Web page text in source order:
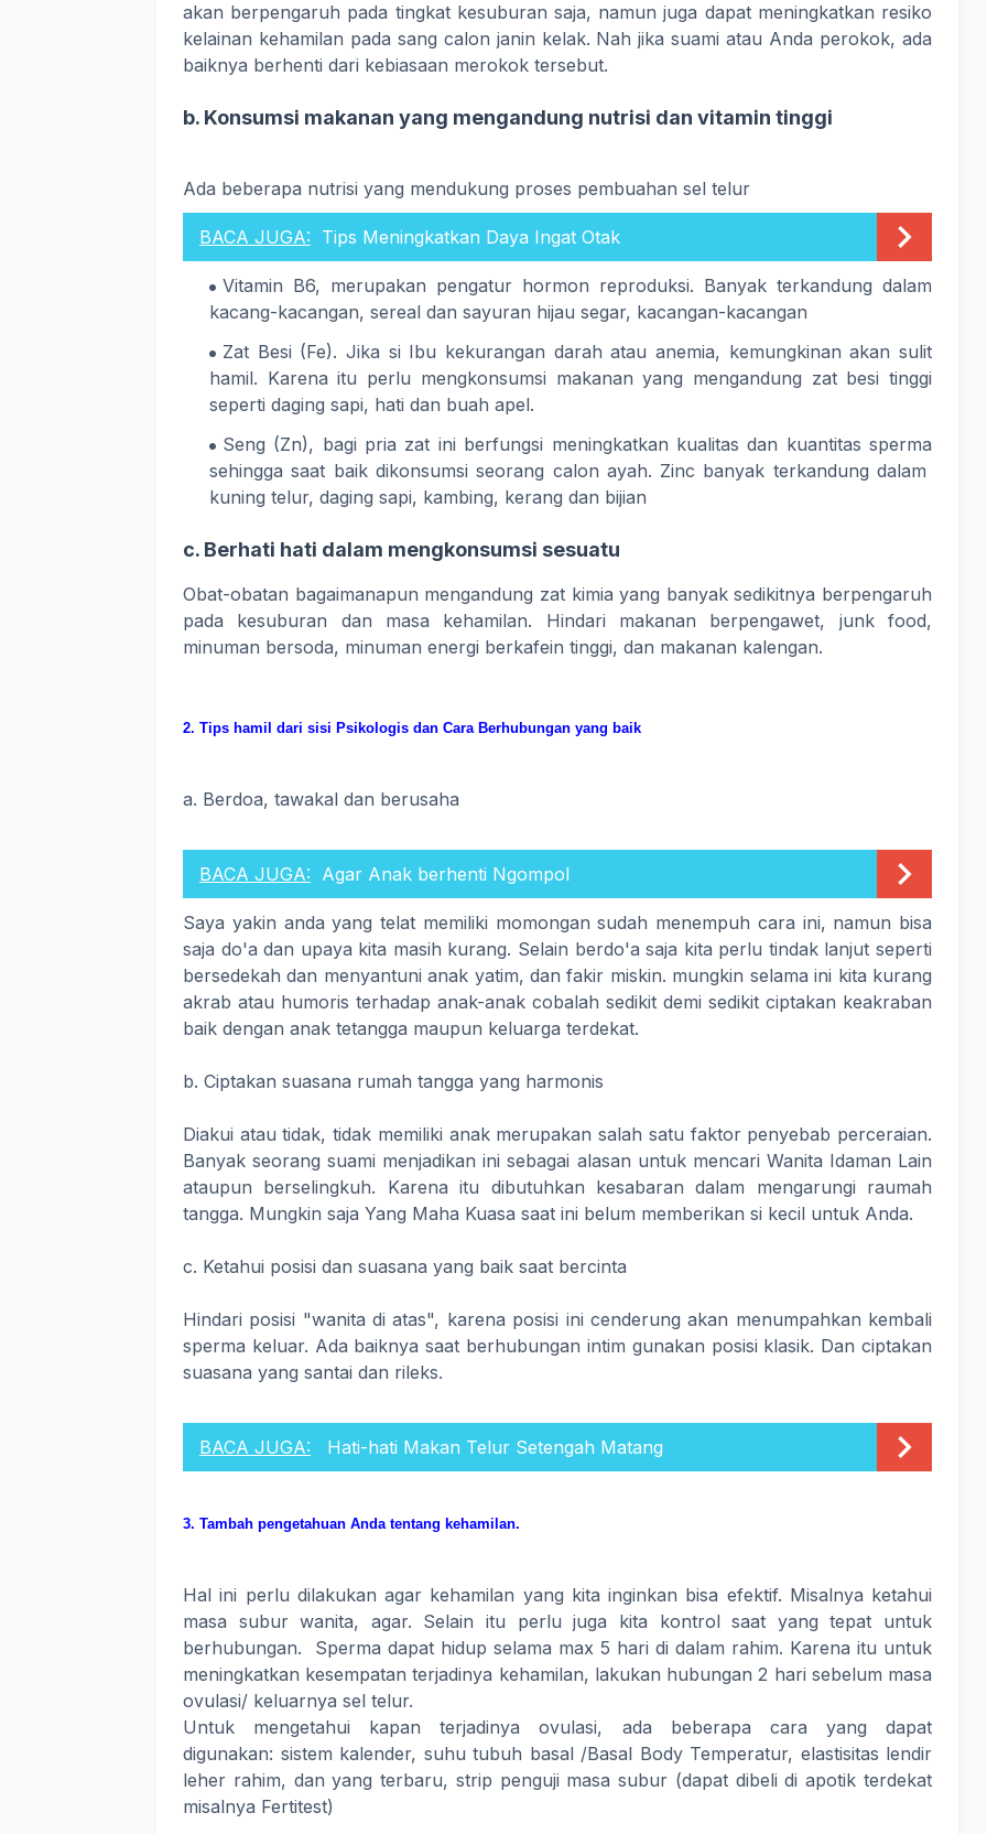
akan berpengaruh pada tingkat kesuburan saja, namun juga dapat meningkatkan resiko
kelainan kehamilan pada sang calon janin kelak. Nah jika suami atau Anda perokok, ada
baiknya berhenti dari kebiasaan merokok tersebut.
b. Konsumsi makanan yang mengandung nutrisi dan vitamin tinggi
Ada beberapa nutrisi yang mendukung proses pembuahan sel telur
BACA JUGA: Tips Meningkatkan Daya Ingat Otak
Vitamin B6, merupakan pengatur hormon reproduksi. Banyak terkandung dalam
kacang-kacangan, sereal dan sayuran hijau segar, kacangan-kacangan
Zat Besi (Fe). Jika si Ibu kekurangan darah atau anemia, kemungkinan akan sulit
hamil. Karena itu perlu mengkonsumsi makanan yang mengandung zat besi tinggi
seperti daging sapi, hati dan buah apel.
Seng (Zn), bagi pria zat ini berfungsi meningkatkan kualitas dan kuantitas sperma
sehingga saat baik dikonsumsi seorang calon ayah. Zinc banyak terkandung dalam
kuning telur, daging sapi, kambing, kerang dan bijian
c. Berhati hati dalam mengkonsumsi sesuatu
Obat-obatan bagaimanapun mengandung zat kimia yang banyak sedikitnya berpengaruh
pada kesuburan dan masa kehamilan. Hindari makanan berpengawet, junk food,
minuman bersoda, minuman energi berkafein tinggi, dan makanan kalengan.
2. Tips hamil dari sisi Psikologis dan Cara Berhubungan yang baik
a. Berdoa, tawakal dan berusaha
BACA JUGA: Agar Anak berhenti Ngompol
Saya yakin anda yang telat memiliki momongan sudah menempuh cara ini, namun bisa
saja do'a dan upaya kita masih kurang. Selain berdo'a saja kita perlu tindak lanjut seperti
bersedekah dan menyantuni anak yatim, dan fakir miskin. mungkin selama ini kita kurang
akrab atau humoris terhadap anak-anak cobalah sedikit demi sedikit ciptakan keakraban
baik dengan anak tetangga maupun keluarga terdekat.
b. Ciptakan suasana rumah tangga yang harmonis
Diakui atau tidak, tidak memiliki anak merupakan salah satu faktor penyebab perceraian.
Banyak seorang suami menjadikan ini sebagai alasan untuk mencari Wanita Idaman Lain
ataupun berselingkuh. Karena itu dibutuhkan kesabaran dalam mengarungi raumah
tangga. Mungkin saja Yang Maha Kuasa saat ini belum memberikan si kecil untuk Anda.
c. Ketahui posisi dan suasana yang baik saat bercinta
Hindari posisi "wanita di atas", karena posisi ini cenderung akan menumpahkan kembali
sperma keluar. Ada baiknya saat berhubungan intim gunakan posisi klasik. Dan ciptakan
suasana yang santai dan rileks.
BACA JUGA: Hati-hati Makan Telur Setengah Matang
3. Tambah pengetahuan Anda tentang kehamilan.
Hal ini perlu dilakukan agar kehamilan yang kita inginkan bisa efektif. Misalnya ketahui
masa subur wanita, agar. Selain itu perlu juga kita kontrol saat yang tepat untuk
berhubungan. Sperma dapat hidup selama max 5 hari di dalam rahim. Karena itu untuk
meningkatkan kesempatan terjadinya kehamilan, lakukan hubungan 2 hari sebelum masa
ovulasi/ keluarnya sel telur.
Untuk mengetahui kapan terjadinya ovulasi, ada beberapa cara yang dapat
digunakan: sistem kalender, suhu tubuh basal /Basal Body Temperatur, elastisitas lendir
leher rahim, dan yang terbaru, strip penguji masa subur (dapat dibeli di apotik terdekat
misalnya Fertitest)